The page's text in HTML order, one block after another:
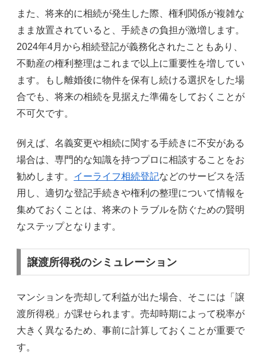
また、将来的に相続が発生した際、権利関係が複雑な
まま放置されていると、手続きの負担が激増します。
2024年4月から相続登記が義務化されたこともあり、
不動産の権利整理はこれまで以上に重要性を増してい
ます。もし離婚後に物件を保有し続ける選択をした場
合でも、将来の相続を見据えた準備をしておくことが
不可欠です。
例えば、名義変更や相続に関する手続きに不安がある
場合は、専門的な知識を持つプロに相談することをお
勧めします。 イーライフ相続登記などのサービスを活
用し、適切な登記手続きや権利の整理について情報を
集めておくことは、将来のトラブルを防ぐための賢明
なステップとなります。
譲渡所得税のシミュレーション
マンションを売却して利益が出た場合、そこには「譲
渡所得税」が課せられます。売却時期によって税率が
大きく異なるため、事前に計算しておくことが重要で
す。